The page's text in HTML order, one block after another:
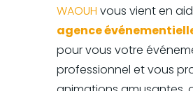
WAOUH vous vient en
agence
pour vous votre
professionnel et vous